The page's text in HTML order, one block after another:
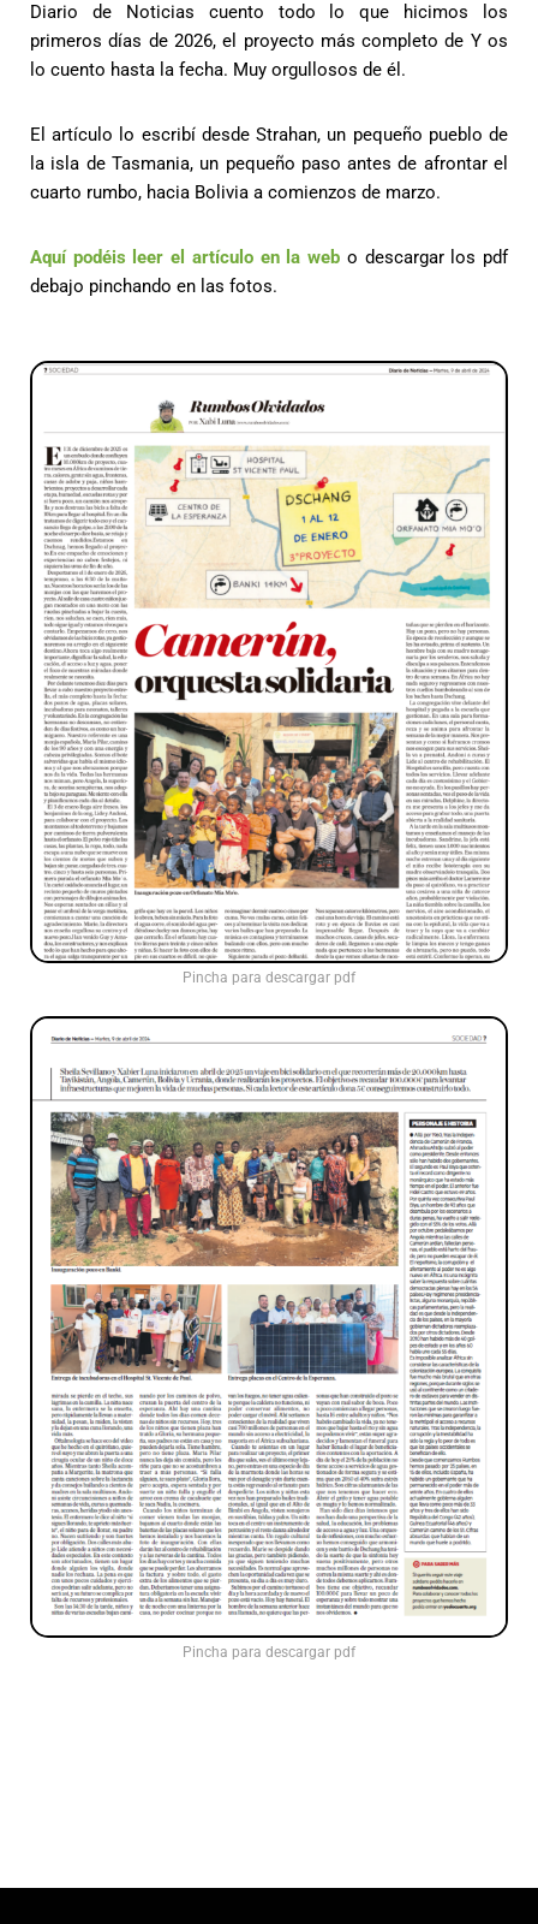
Diario de Noticias cuento todo lo que hicimos los
primeros días de 2026, el proyecto más completo de Y os
lo cuento hasta la fecha. Muy orgullosos de él.
El artículo lo escribí desde Strahan, un pequeño pueblo de
la isla de Tasmania, un pequeño paso antes de afrontar el
cuarto rumbo, hacia Bolivia a comienzos de marzo.
Aquí podéis leer el artículo en la web o descargar los pdf
debajo pinchando en las fotos.
Pincha para descargar pdf
Pincha para descargar pdf